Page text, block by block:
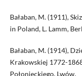
Bałaban, M. (1911),
in Poland, L. Lamm,
Bałaban, M. (1914),
Krakowskiej 1772-
Połonieckiego, Lwów.